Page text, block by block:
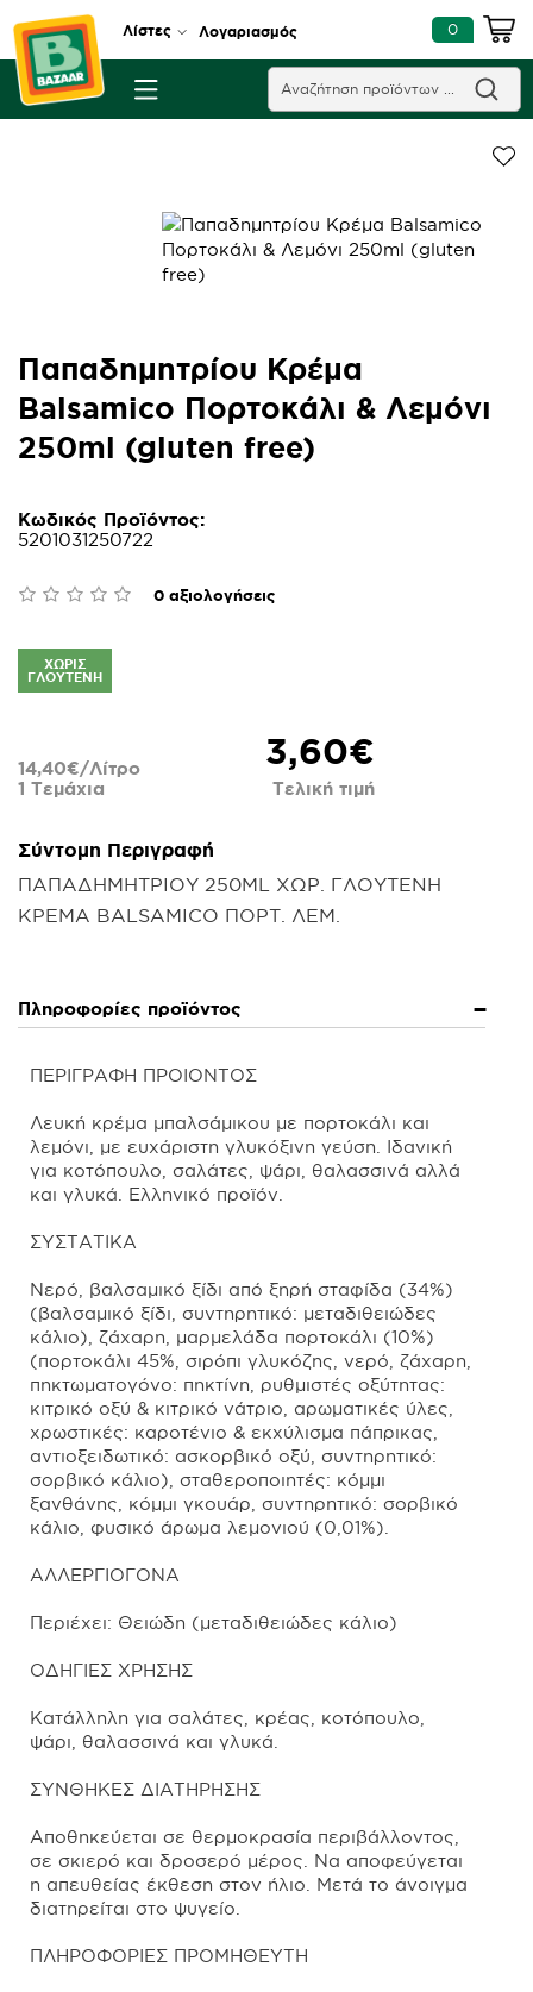
Λίστες Λογαριασμός 0
Παπαδημητρίου Κρέμα
Balsamico Πορτοκάλι & Λεμόνι
250ml (gluten free)
Κωδικός Προϊόντος:
5201031250722
0 αξιολογήσεις
ΧΩΡΊΣ
ΓΛΟΥΤΈΝΗ
3,60€
Τελική τιμή
14,40€/Λίτρο
1 Τεμάχια
Σύντομη Περιγραφή
ΠΑΠΑΔΗΜΗΤΡΙΟΥ 250ML ΧΩΡ. ΓΛΟΥΤΕΝΗ
ΚΡΕΜΑ BALSAMICO ΠΟΡΤ. ΛΕΜ.
Πληροφορίες προϊόντος
ΠΕΡΙΓΡΑΦΗ ΠΡΟΙΟΝΤΟΣ
Λευκή κρέμα μπαλσάμικου με πορτοκάλι και
λεμόνι, με ευχάριστη γλυκόξινη γεύση. Ιδανική
για κοτόπουλο, σαλάτες, ψάρι, θαλασσινά αλλά
και γλυκά. Ελληνικό προϊόν.
ΣΥΣΤΑΤΙΚΑ
Νερό, βαλσαμικό ξίδι από ξηρή σταφίδα (34%)
(βαλσαμικό ξίδι, συντηρητικό: μεταδιθειώδες
κάλιο), ζάχαρη, μαρμελάδα πορτοκάλι (10%)
(πορτοκάλι 45%, σιρόπι γλυκόζης, νερό, ζάχαρη,
πηκτωματογόνο: πηκτίνη, ρυθμιστές οξύτητας:
κιτρικό οξύ & κιτρικό νάτριο, αρωματικές ύλες,
χρωστικές: καροτένιο & εκχύλισμα πάπρικας,
αντιοξειδωτικό: ασκορβικό οξύ, συντηρητικό:
σορβικό κάλιο), σταθεροποιητές: κόμμι
ξανθάνης, κόμμι γκουάρ, συντηρητικό: σορβικό
κάλιο, φυσικό άρωμα λεμονιού (0,01%).
ΑΛΛΕΡΓΙΟΓΟΝΑ
Περιέχει: Θειώδη (μεταδιθειώδες κάλιο)
ΟΔΗΓΙΕΣ ΧΡΗΣΗΣ
Κατάλληλη για σαλάτες, κρέας, κοτόπουλο,
ψάρι, θαλασσινά και γλυκά.
ΣΥΝΘΗΚΕΣ ΔΙΑΤΗΡΗΣΗΣ
Αποθηκεύεται σε θερμοκρασία περιβάλλοντος,
σε σκιερό και δροσερό μέρος. Να αποφεύγεται
η απευθείας έκθεση στον ήλιο. Μετά το άνοιγμα
διατηρείται στο ψυγείο.
ΠΛΗΡΟΦΟΡΙΕΣ ΠΡΟΜΗΘΕΥΤΗ